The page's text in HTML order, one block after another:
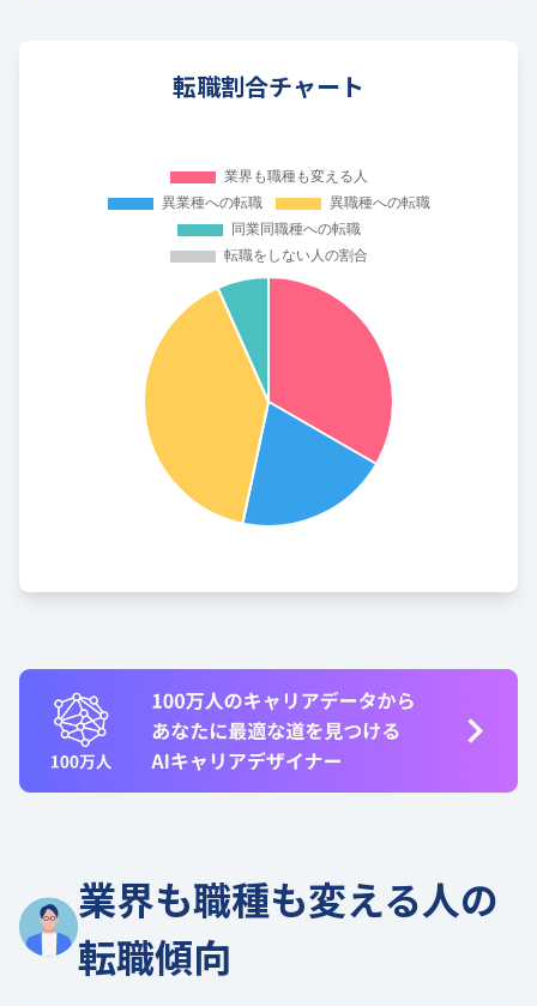
転職割合チャート
業界も職種も変える人の
転職傾向